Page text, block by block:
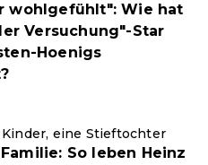
wohlgefühlt": Wie hat
Versuchung"-Star
Hoenigs
eine Stieftochter
So leben Heinz